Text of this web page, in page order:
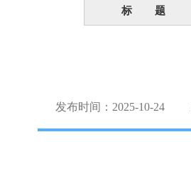
标 题
发布时间：2025-10-24